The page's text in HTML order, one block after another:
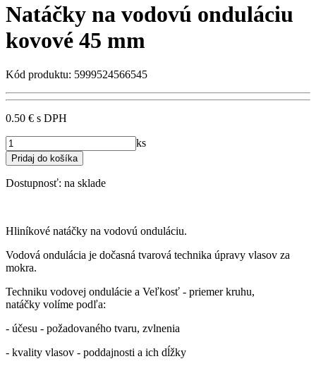
Natáčky na vodovú onduláciu
kovové 45 mm
Kód produktu: 5999524566545
0.50 € s DPH
ks
Dostupnosť: na sklade
Hliníkové natáčky na vodovú onduláciu.
Vodová ondulácia je dočasná tvarová technika úpravy vlasov za
mokra.
Techniku vodovej ondulácie a Veľkosť - priemer kruhu,
natáčky volíme podľa:
- účesu - požadovaného tvaru, zvlnenia
- kvality vlasov - poddajnosti a ich dĺžky